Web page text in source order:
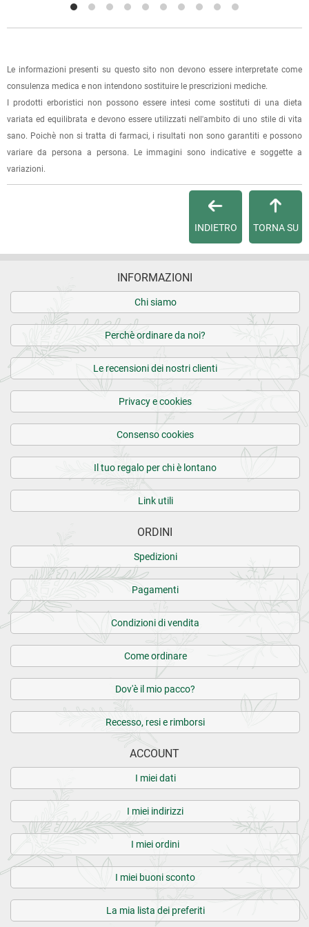
specificando l'indirizzo di fatturazione).
Dalla tuaArea Clientepotrai verificare lo stato di lavorazione
dell'ordine e lo stato della spedizione.
Per qualsiasi informazione, contattaci viae-mail.
Per maggiori dettagli, vedi leCondizioni di vendita.
Le informazioni presenti su questo sito non devono essere interpretate come
consulenza medica e non intendono sostituire le prescrizioni mediche.
I prodotti erboristici non possono essere intesi come sostituti di una dieta
variata ed equilibrata e devono essere utilizzati nell'ambito di uno stile di vita
sano. Poichè non si tratta di farmaci, i risultati non sono garantiti e possono
variare da persona a persona. Le immagini sono indicative e soggette a
variazioni.
TORNA SU
INDIETRO
INFORMAZIONI
Chi siamo
Perchè ordinare da noi?
Le recensioni dei nostri clienti
Privacy e cookies
Consenso cookies
Il tuo regalo per chi è lontano
Link utili
ORDINI
Spedizioni
Pagamenti
Condizioni di vendita
Come ordinare
Dov'è il mio pacco?
Recesso, resi e rimborsi
ACCOUNT
I miei dati
I miei indirizzi
I miei ordini
I miei buoni sconto
La mia lista dei preferiti